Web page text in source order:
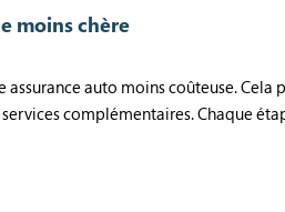
moins chère
auto moins coûteuse.
complémentaires. Chaque